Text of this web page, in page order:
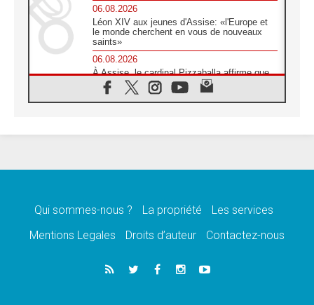
06.08.2026
Léon XIV aux jeunes d'Assise: «l'Europe et
le monde cherchent en vous de nouveaux
saints»
06.08.2026
À Assise, le cardinal Pizzaballa affirme que
«les chrétiens veulent la paix»
06.08.2026
message de paix et de dignité humaine»
«La visite du Pape en Uruguay renforcera
05.08.2026
Le nonce en Ukraine: «Il est inquiétant
Qui sommes-nous ? La propriété
Les services
Mentions Legales
Droits d’auteur Contactez-nous